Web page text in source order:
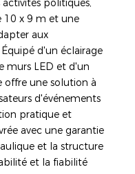
activités politiques,
10 x 9 m et une
aux
d'un éclairage
murs LED et d'un
une solution à
d'événements
pratique et
avec une garantie
et la structure
et la fiabilité